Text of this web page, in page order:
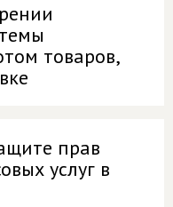
товаров,
прав
услуг в